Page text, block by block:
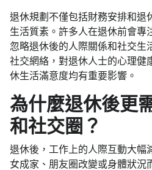
退休規劃不僅包括財務安排和退
生活質素。許多人在退休前會專
忽略退休後的人際關係和社交生
社交網絡，對退休人士的心理健
休生活滿意度均有重要影響。
為什麼退休後更
和社交圈？
退休後，工作上的人際互動大幅
女成家、朋友圈改變或身體狀況